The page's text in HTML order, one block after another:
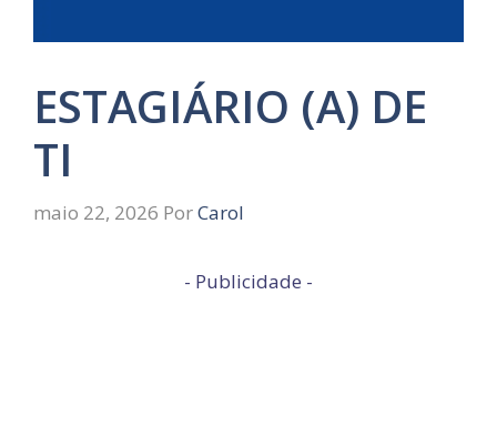
ESTAGIÁRIO (A) DE
TI
maio 22, 2026 PorCarol
- Publicidade -